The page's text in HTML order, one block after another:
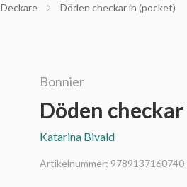
Deckare Döden checkar in (pocket)
Bonnier
Döden
Katarina Bivald
Artikelnummer: 9789137160740